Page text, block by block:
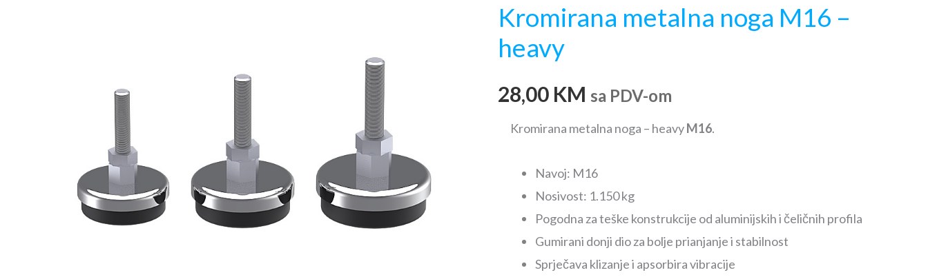
Kromirana metalna noga M16 –
heavy
28,00 KM sa PDV-om
Kromirana metalna noga – heavyM16.
Navoj: M16
Nosivost: 1.150 kg
Pogodna za teške konstrukcije od aluminijskih i čeličnih profila
Gumirani donji dio za bolje prianjanje i stabilnost
Sprječava klizanje i apsorbira vibracije